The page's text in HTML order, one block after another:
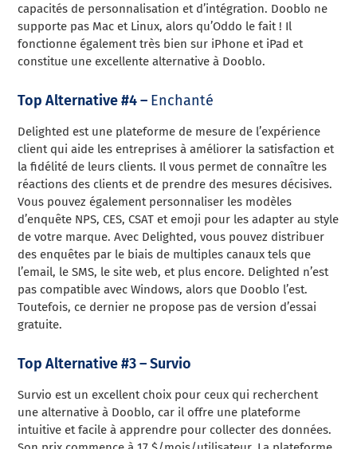
capacités de personnalisation et d’intégration. Dooblo ne
supporte pas Mac et Linux, alors qu’Oddo le fait ! Il
fonctionne également très bien sur iPhone et iPad et
constitue une excellente alternative à Dooblo.
Top Alternative #4 – Enchanté
Delighted est une plateforme de mesure de l’expérience
client qui aide les entreprises à améliorer la satisfaction et
la fidélité de leurs clients. Il vous permet de connaître les
réactions des clients et de prendre des mesures décisives.
Vous pouvez également personnaliser les modèles
d’enquête NPS, CES, CSAT et emoji pour les adapter au style
de votre marque. Avec Delighted, vous pouvez distribuer
des enquêtes par le biais de multiples canaux tels que
l’email, le SMS, le site web, et plus encore. Delighted n’est
pas compatible avec Windows, alors que Dooblo l’est.
Toutefois, ce dernier ne propose pas de version d’essai
gratuite.
Top Alternative #3 – Survio
Survio est un excellent choix pour ceux qui recherchent
une alternative à Dooblo, car il offre une plateforme
intuitive et facile à apprendre pour collecter des données.